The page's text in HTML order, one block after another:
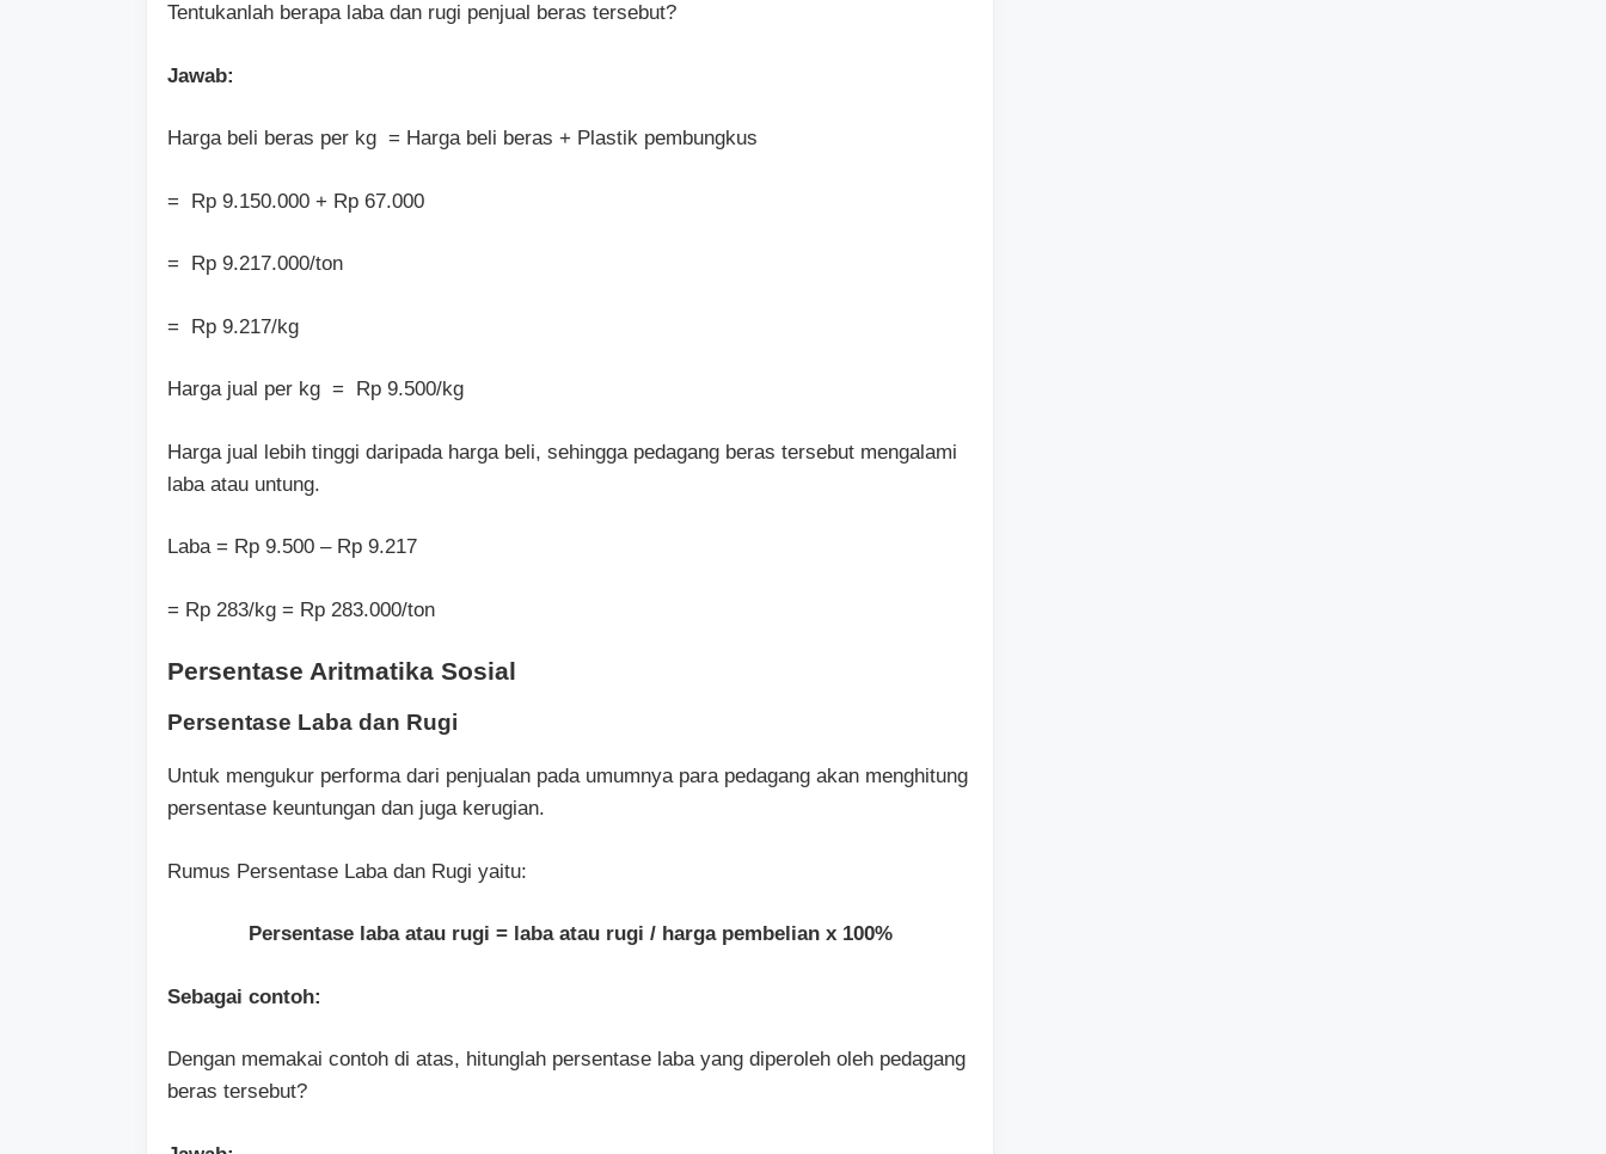
Tentukanlah berapa laba dan rugi penjual beras tersebut?
Jawab:
Harga beli beras per kg = Harga beli beras + Plastik pembungkus
= Rp 9.150.000 + Rp 67.000
= Rp 9.217.000/ton
= Rp 9.217/kg
Harga jual per kg = Rp 9.500/kg
Harga jual lebih tinggi daripada harga beli, sehingga pedagang beras tersebut mengalami
laba atau untung.
Laba = Rp 9.500 – Rp 9.217
= Rp 283/kg = Rp 283.000/ton
Persentase Aritmatika Sosial
Persentase Laba dan Rugi
Untuk mengukur performa dari penjualan pada umumnya para pedagang akan menghitung
persentase keuntungan dan juga kerugian.
Rumus Persentase Laba dan Rugi yaitu:
Persentase laba atau rugi = laba atau rugi / harga pembelian x 100%
Sebagai contoh:
Dengan memakai contoh di atas, hitunglah persentase laba yang diperoleh oleh pedagang
beras tersebut?